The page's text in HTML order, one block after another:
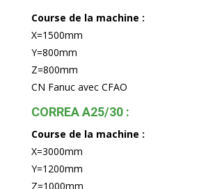
Course de la machine :
X=1500mm
Y=800mm
Z=800mm
CN Fanuc avec CFAO
CORREA A25/30 :
Course de la machine :
X=3000mm
Y=1200mm
Z=1000mm